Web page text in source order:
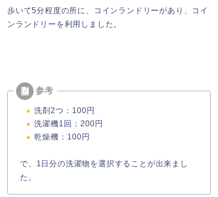
歩いて5分程度の所に、コインランドリーがあり、コイ
ンランドリーを利用しました。
洗剤2つ：100円
洗濯機1回：200円
乾燥機：100円
で、1日分の洗濯物を選択することが出来まし
た。